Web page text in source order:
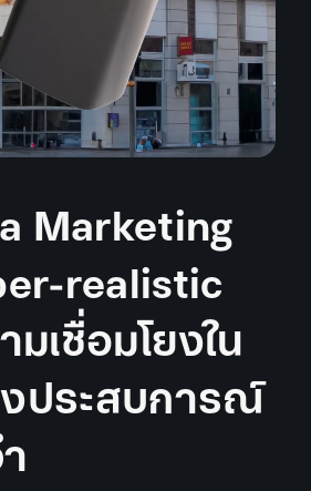
Marketing
realistic
เชื่อมโยงใน
ประสบการณ์